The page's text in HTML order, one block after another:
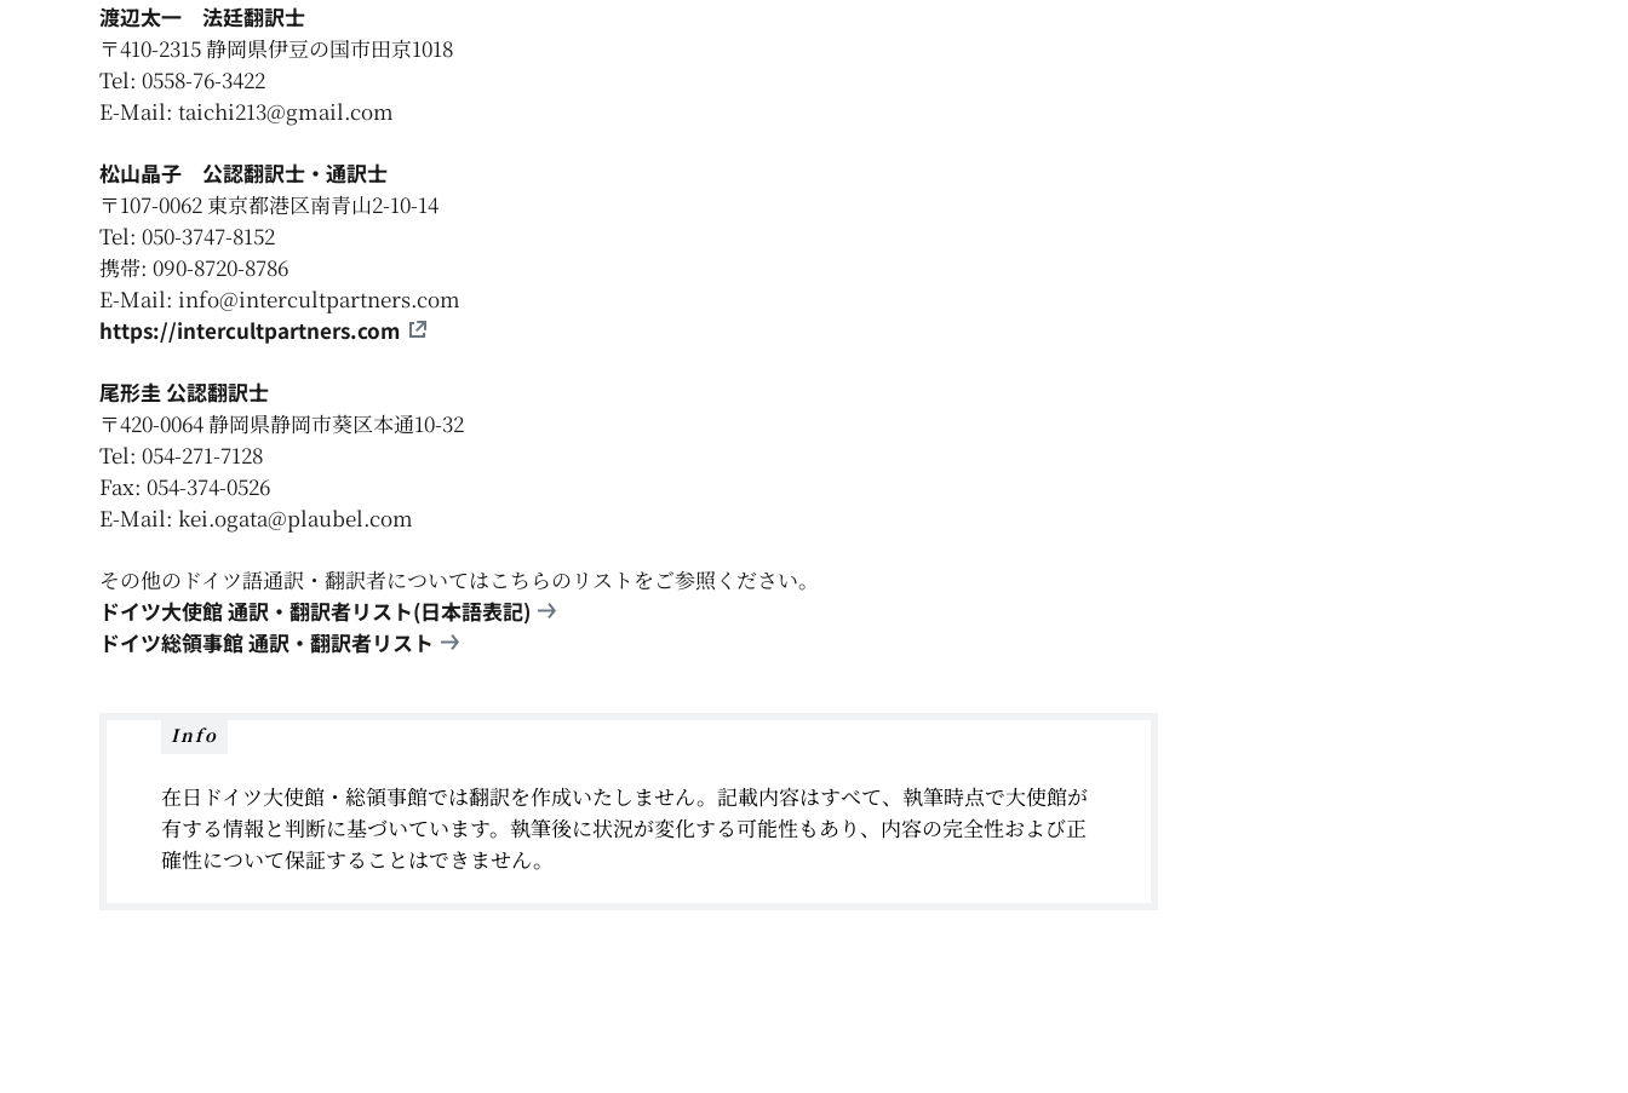
渡辺太一
法廷翻訳士
〒410-2315 静岡県伊豆の国市田京1018
Tel: 0558-76-3422
E-Mail: taichi213@gmail.com
松山晶子
公認翻訳士・通訳士
〒107-0062 東京都港区南青山2-10-14
Tel: 050-3747-8152
携帯: 090-8720-8786
E-Mail: info@intercultpartners.com
https://intercultpartners.com
尾形圭 公認翻訳士
〒420-0064 静岡県静岡市葵区本通10-32
Tel: 054-271-7128
Fax: 054-374-0526
E-Mail: kei.ogata@plaubel.com
その他のドイツ語通訳・翻訳者についてはこちらのリストをご参照ください。
ドイツ大使館 通訳・翻訳者リスト(日本語表記)
ドイツ総領事館 通訳・翻訳者リスト
Info
在日ドイツ大使館・総領事館では翻訳を作成いたしません。記載内容はすべて、執筆時点で大使館が
有する情報と判断に基づいています。執筆後に状況が変化する可能性もあり、内容の完全性および正
確性について保証することはできません。